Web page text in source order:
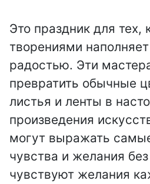
День
лесника
День
машиностр
оителя
День
архитектур
ы
День
День
торговли
День
рыбака
День
Это праздник для тех,
творениями
радостью. Эти
превратить обычные
листья и ленты в
произведения
могут выражать
чувства и желания
чувствуют желания